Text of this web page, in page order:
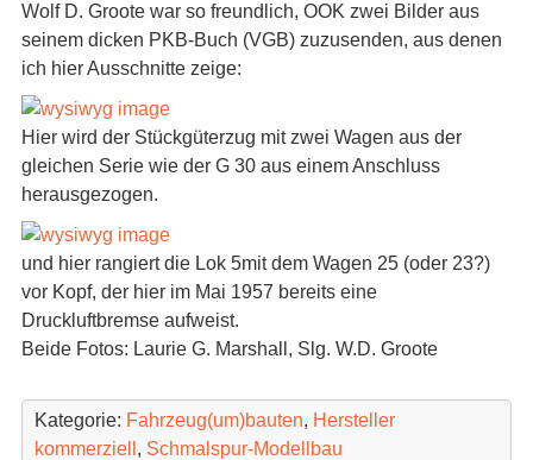
Wolf D. Groote war so freundlich, OOK zwei Bilder aus
seinem dicken PKB-Buch (VGB) zuzusenden, aus denen
ich hier Ausschnitte zeige:
Hier wird der Stückgüterzug mit zwei Wagen aus der
gleichen Serie wie der G 30 aus einem Anschluss
herausgezogen.
und hier rangiert die Lok 5mit dem Wagen 25 (oder 23?)
vor Kopf, der hier im Mai 1957 bereits eine
Druckluftbremse aufweist.
Beide Fotos: Laurie G. Marshall, Slg. W.D. Groote
Kategorie: Fahrzeug(um)bauten, Hersteller
kommerziell , Schmalspur-Modellbau